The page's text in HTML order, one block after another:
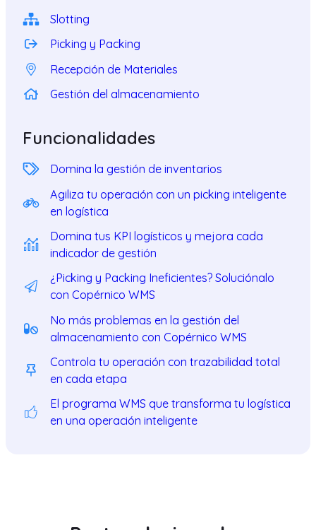
Slotting
Picking y Packing
Recepción de Materiales
Gestión del almacenamiento
Funcionalidades
Domina la gestión de inventarios
Agiliza tu operación con un picking inteligente
en logística
Domina tus KPI logísticos y mejora cada
indicador de gestión
¿Picking y Packing Ineficientes? Soluciónalo
con Copérnico WMS
No más problemas en la gestión del
almacenamiento con Copérnico WMS
Controla tu operación con trazabilidad total
en cada etapa
El programa WMS que transforma tu logística
en una operación inteligente